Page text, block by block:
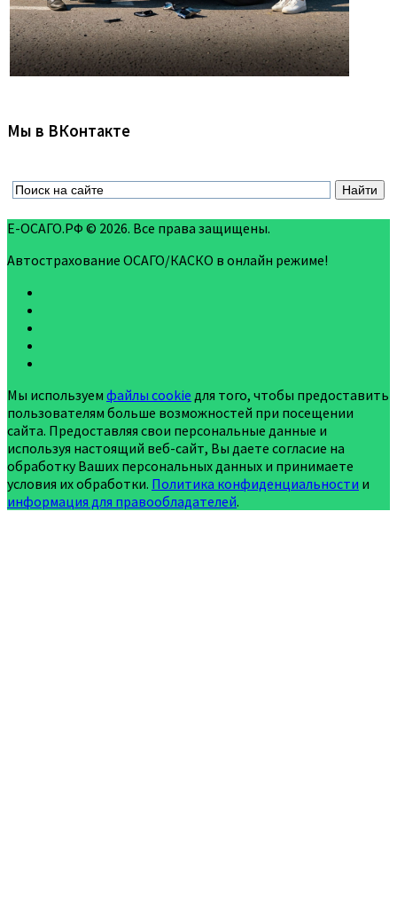
Мы в ВКонтакте
Е-ОСАГО.РФ © 2026. Все права защищены.
Автострахование ОСАГО/КАСКО в онлайн режиме!
Мы используем файлы cookie для того, чтобы предоставить
пользователям больше возможностей при посещении
сайта. Предоставляя свои персональные данные и
используя настоящий веб-сайт, Вы даете согласие на
обработку Ваших персональных данных и принимаете
условия их обработки. Политика конфиденциальности и
информация для правообладателей.